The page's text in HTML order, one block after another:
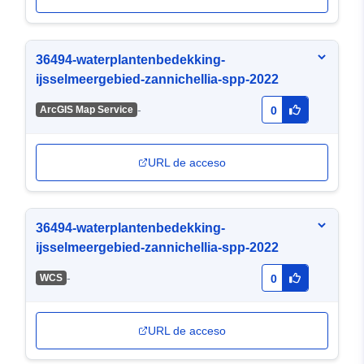
36494-waterplantenbedekking-
ijsselmeergebied-zannichellia-spp-2022
ArcGIS Map Service - 0
URL de acceso
36494-waterplantenbedekking-
ijsselmeergebied-zannichellia-spp-2022
WCS - 0
URL de acceso